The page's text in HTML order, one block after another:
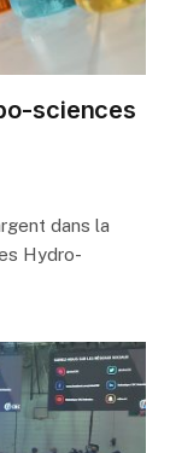
sciences
dans la
Hydro-